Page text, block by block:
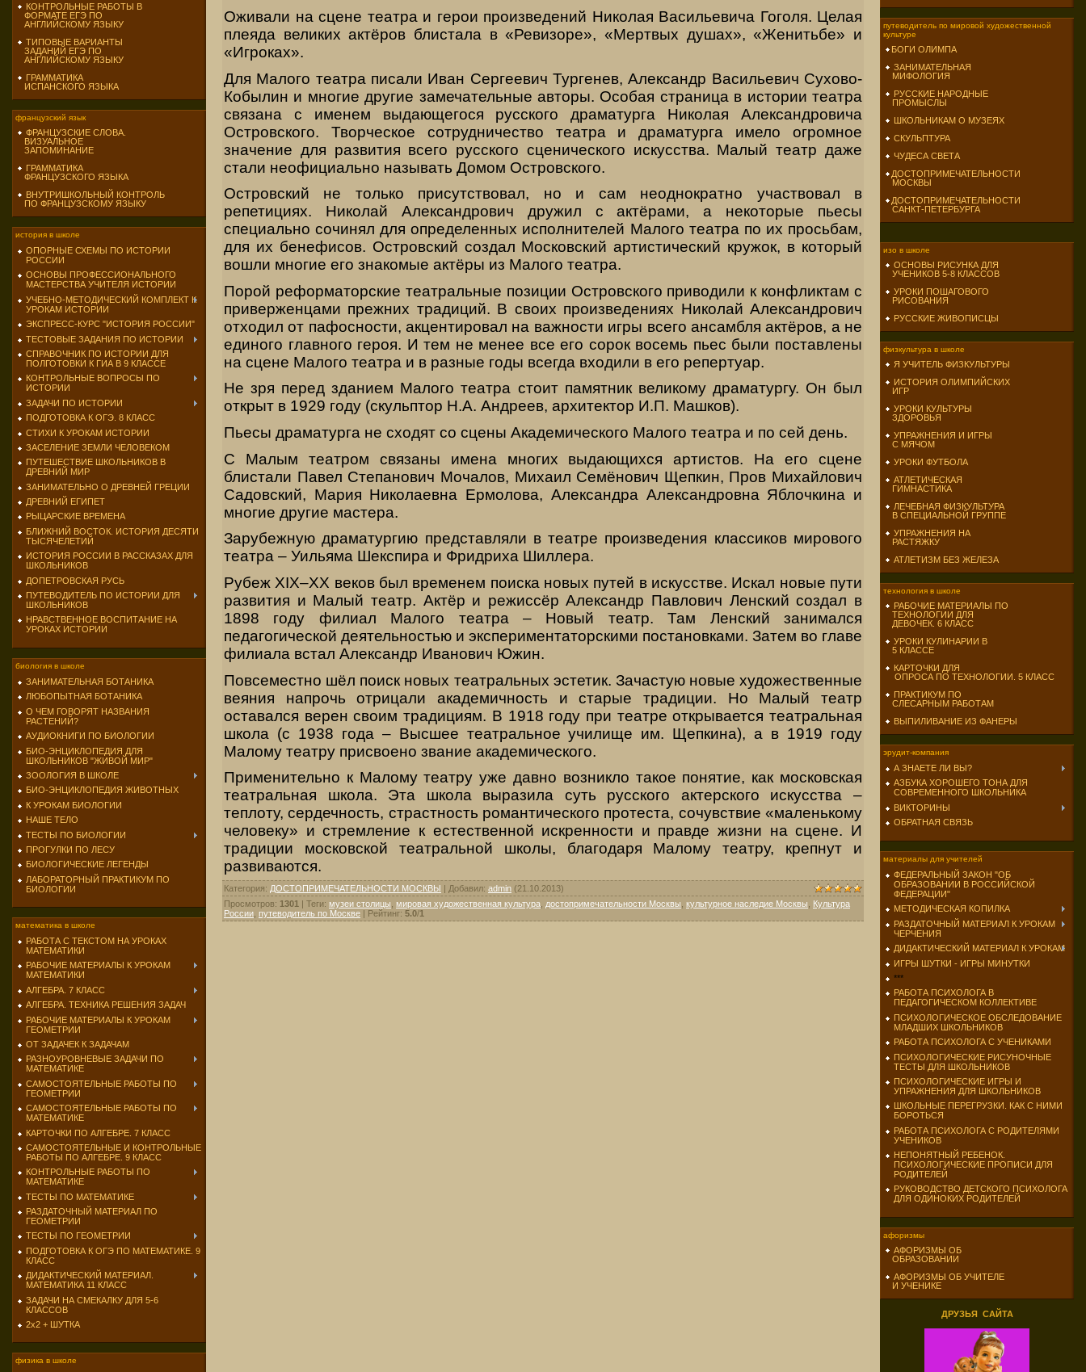
КОНТРОЛЬНЫЕ РАБОТЫ В
ФОРМАТЕ ЕГЭ ПО
АНГЛИЙСКОМУ ЯЗЫКУ
ТИПОВЫЕ ВАРИАНТЫ
ЗАДАНИЙ ЕГЭ ПО
АНГЛИЙСКОМУ ЯЗЫКУ
ГРАММАТИКА
ИСПАНСКОГО ЯЗЫКА
французский язык
ФРАНЦУЗСКИЕ СЛОВА.
ВИЗУАЛЬНОЕ
ЗАПОМИНАНИЕ
ГРАММАТИКА
ФРАНЦУЗСКОГО ЯЗЫКА
ВНУТРИШКОЛЬНЫЙ КОНТРОЛЬ
ПО ФРАНЦУЗСКОМУ ЯЗЫКУ
история в школе
ОПОРНЫЕ СХЕМЫ ПО ИСТОРИИ
РОССИИ
ОСНОВЫ ПРОФЕССИОНАЛЬНОГО
МАСТЕРСТВА УЧИТЕЛЯ ИСТОРИИ
УЧЕБНО-МЕТОДИЧЕСКИЙ КОМПЛЕКТ К
УРОКАМ ИСТОРИИ
ЭКСПРЕСС-КУРС "ИСТОРИЯ РОССИИ"
ТЕСТОВЫЕ ЗАДАНИЯ ПО ИСТОРИИ
СПРАВОЧНИК ПО ИСТОРИИ ДЛЯ
ПОЛГОТОВКИ К ГИА В 9 КЛАССЕ
КОНТРОЛЬНЫЕ ВОПРОСЫ ПО
ИСТОРИИ
ЗАДАЧИ ПО ИСТОРИИ
ПОДГОТОВКА К ОГЭ. 8 КЛАСС
СТИХИ К УРОКАМ ИСТОРИИ
ЗАСЕЛЕНИЕ ЗЕМЛИ ЧЕЛОВЕКОМ
ПУТЕШЕСТВИЕ ШКОЛЬНИКОВ В
ДРЕВНИЙ МИР
ЗАНИМАТЕЛЬНО О ДРЕВНЕЙ ГРЕЦИИ
ДРЕВНИЙ ЕГИПЕТ
РЫЦАРСКИЕ ВРЕМЕНА
БЛИЖНИЙ ВОСТОК. ИСТОРИЯ ДЕСЯТИ
ТЫСЯЧЕЛЕТИЙ
ИСТОРИЯ РОССИИ В РАССКАЗАХ ДЛЯ
ШКОЛЬНИКОВ
ДОПЕТРОВСКАЯ РУСЬ
ПУТЕВОДИТЕЛЬ ПО ИСТОРИИ ДЛЯ
ШКОЛЬНИКОВ
НРАВСТВЕННОЕ ВОСПИТАНИЕ НА
УРОКАХ ИСТОРИИ
биология в школе
ЗАНИМАТЕЛЬНАЯ БОТАНИКА
ЛЮБОПЫТНАЯ БОТАНИКА
О ЧЕМ ГОВОРЯТ НАЗВАНИЯ
РАСТЕНИЙ?
АУДИОКНИГИ ПО БИОЛОГИИ
БИО-ЭНЦИКЛОПЕДИЯ ДЛЯ
ШКОЛЬНИКОВ "ЖИВОЙ МИР"
ЗООЛОГИЯ В ШКОЛЕ
БИО-ЭНЦИКЛОПЕДИЯ ЖИВОТНЫХ
К УРОКАМ БИОЛОГИИ
НАШЕ ТЕЛО
ТЕСТЫ ПО БИОЛОГИИ
ПРОГУЛКИ ПО ЛЕСУ
БИОЛОГИЧЕСКИЕ ЛЕГЕНДЫ
ЛАБОРАТОРНЫЙ ПРАКТИКУМ ПО
БИОЛОГИИ
математика в школе
РАБОТА С ТЕКСТОМ НА УРОКАХ
МАТЕМАТИКИ
РАБОЧИЕ МАТЕРИАЛЫ К УРОКАМ
МАТЕМАТИКИ
АЛГЕБРА. 7 КЛАСС
АЛГЕБРА. ТЕХНИКА РЕШЕНИЯ ЗАДАЧ
РАБОЧИЕ МАТЕРИАЛЫ К УРОКАМ
ГЕОМЕТРИИ
ОТ ЗАДАЧЕК К ЗАДАЧАМ
РАЗНОУРОВНЕВЫЕ ЗАДАЧИ ПО
МАТЕМАТИКЕ
САМОСТОЯТЕЛЬНЫЕ РАБОТЫ ПО
ГЕОМЕТРИИ
САМОСТОЯТЕЛЬНЫЕ РАБОТЫ ПО
МАТЕМАТИКЕ
КАРТОЧКИ ПО АЛГЕБРЕ. 7 КЛАСС
САМОСТОЯТЕЛЬНЫЕ И КОНТРОЛЬНЫЕ
РАБОТЫ ПО АЛГЕБРЕ. 9 КЛАСС
КОНТРОЛЬНЫЕ РАБОТЫ ПО
МАТЕМАТИКЕ
ТЕСТЫ ПО МАТЕМАТИКЕ
РАЗДАТОЧНЫЙ МАТЕРИАЛ ПО
ГЕОМЕТРИИ
ТЕСТЫ ПО ГЕОМЕТРИИ
ПОДГОТОВКА К ОГЭ ПО МАТЕМАТИКЕ. 9
КЛАСС
ДИДАКТИЧЕСКИЙ МАТЕРИАЛ.
МАТЕМАТИКА 11 КЛАСС
ЗАДАЧИ НА СМЕКАЛКУ ДЛЯ 5-6
КЛАССОВ
2х2 + ШУТКА
физика в школе
Оживали на сцене театра и герои произведений Николая Васильевича Гоголя. Целая
плеяда великих актёров блистала в «Ревизоре», «Мертвых душах», «Женитьбе» и
«Игроках».
Для Малого театра писали Иван Сергеевич Тургенев, Александр Васильевич Сухово-
Кобылин и многие другие замечательные авторы. Особая страница в истории театра
связана с именем выдающегося русского драматурга Николая Александровича
Островского. Творческое сотрудничество театра и драматурга имело огромное
значение для развития всего русского сценического искусства. Малый театр даже
стали неофициально называть Домом Островского.
Островский не только присутствовал, но и сам неоднократно участвовал в
репетициях. Николай Александрович дружил с актёрами, а некоторые пьесы
специально сочинял для определенных исполнителей Малого театра по их просьбам,
для их бенефисов. Островский создал Московский артистический кружок, в который
вошли многие его знакомые актёры из Малого театра.
Порой реформаторские театральные позиции Островского приводили к конфликтам с
приверженцами прежних традиций. В своих произведениях Николай Александрович
отходил от пафосности, акцентировал на важности игры всего ансамбля актёров, а не
единого главного героя. И тем не менее все его сорок восемь пьес были поставлены
на сцене Малого театра и в разные годы всегда входили в его репертуар.
Не зря перед зданием Малого театра стоит памятник великому драматургу. Он был
открыт в 1929 году (скульптор Н.А. Андреев, архитектор И.П. Машков).
Пьесы драматурга не сходят со сцены Академического Малого театра и по сей день.
С Малым театром связаны имена многих выдающихся артистов. На его сцене
блистали Павел Степанович Мочалов, Михаил Семёнович Щепкин, Пров Михайлович
Садовский, Мария Николаевна Ермолова, Александра Александровна Яблочкина и
многие другие мастера.
Зарубежную драматургию представляли в театре произведения классиков мирового
театра – Уильяма Шекспира и Фридриха Шиллера.
Рубеж XIX–XX веков был временем поиска новых путей в искусстве. Искал новые пути
развития и Малый театр. Актёр и режиссёр Александр Павлович Ленский создал в
1898 году филиал Малого театра – Новый театр. Там Ленский занимался
педагогической деятельностью и экспериментаторскими постановками. Затем во главе
филиала встал Александр Иванович Южин.
Повсеместно шёл поиск новых театральных эстетик. Зачастую новые художественные
веяния напрочь отрицали академичность и старые традиции. Но Малый театр
оставался верен своим традициям. В 1918 году при театре открывается театральная
школа (с 1938 года – Высшее театральное училище им. Щепкина), а в 1919 году
Малому театру присвоено звание академического.
Применительно к Малому театру уже давно возникло такое понятие, как московская
театральная школа. Эта школа выразила суть русского актерского искусства –
теплоту, сердечность, страстность романтического протеста, сочувствие «маленькому
человеку» и стремление к естественной искренности и правде жизни на сцене. И
традиции московской театральной школы, благодаря Малому театру, крепнут и
развиваются.
Категория: ДОСТОПРИМЕЧАТЕЛЬНОСТИ МОСКВЫ | Добавил: admin (21.10.2013)
Просмотров: 1301 | Теги: музеи столицы мировая художественная культура достопримечательности Москвы культурное наследие Москвы
Культура
России путеводитель по Москве | Рейтинг: 5.0/1
путеводитель по мировой художественной
культуре
БОГИ ОЛИМПА
ЗАНИМАТЕЛЬНАЯ
МИФОЛОГИЯ
РУССКИЕ НАРОДНЫЕ
ПРОМЫСЛЫ
ШКОЛЬНИКАМ О МУЗЕЯХ
СКУЛЬПТУРА
ЧУДЕСА СВЕТА
ДОСТОПРИМЕЧАТЕЛЬНОСТИ
МОСКВЫ
ДОСТОПРИМЕЧАТЕЛЬНОСТИ
САНКТ-ПЕТЕРБУРГА
изо в школе
ОСНОВЫ РИСУНКА ДЛЯ
УЧЕНИКОВ 5-8 КЛАССОВ
УРОКИ ПОШАГОВОГО
РИСОВАНИЯ
РУССКИЕ ЖИВОПИСЦЫ
физкультура в школе
Я УЧИТЕЛЬ ФИЗКУЛЬТУРЫ
ИСТОРИЯ ОЛИМПИЙСКИХ
ИГР
УРОКИ КУЛЬТУРЫ
ЗДОРОВЬЯ
УПРАЖНЕНИЯ И ИГРЫ
С МЯЧОМ
УРОКИ ФУТБОЛА
АТЛЕТИЧЕСКАЯ
ГИМНАСТИКА
ЛЕЧЕБНАЯ ФИЗКУЛЬТУРА
В СПЕЦИАЛЬНОЙ ГРУППЕ
УПРАЖНЕНИЯ НА
РАСТЯЖКУ
АТЛЕТИЗМ БЕЗ ЖЕЛЕЗА
технология в школе
РАБОЧИЕ МАТЕРИАЛЫ ПО
ТЕХНОЛОГИИ ДЛЯ
ДЕВОЧЕК. 6 КЛАСС
УРОКИ КУЛИНАРИИ В
5 КЛАССЕ
КАРТОЧКИ ДЛЯ
ОПРОСА ПО ТЕХНОЛОГИИ. 5 КЛАСС
ПРАКТИКУМ ПО
СЛЕСАРНЫМ РАБОТАМ
ВЫПИЛИВАНИЕ ИЗ ФАНЕРЫ
эрудит-компания
А ЗНАЕТЕ ЛИ ВЫ?
АЗБУКА ХОРОШЕГО ТОНА ДЛЯ
СОВРЕМЕННОГО ШКОЛЬНИКА
ВИКТОРИНЫ
ОБРАТНАЯ СВЯЗЬ
материалы для учителей
ФЕДЕРАЛЬНЫЙ ЗАКОН "ОБ
ОБРАЗОВАНИИ В РОССИЙСКОЙ
ФЕДЕРАЦИИ"
МЕТОДИЧЕСКАЯ КОПИЛКА
РАЗДАТОЧНЫЙ МАТЕРИАЛ К УРОКАМ
ЧЕРЧЕНИЯ
ДИДАКТИЧЕСКИЙ МАТЕРИАЛ К УРОКАМ
ИГРЫ ШУТКИ - ИГРЫ МИНУТКИ
***
РАБОТА ПСИХОЛОГА В
ПЕДАГОГИЧЕСКОМ КОЛЛЕКТИВЕ
ПСИХОЛОГИЧЕСКОЕ ОБСЛЕДОВАНИЕ
МЛАДШИХ ШКОЛЬНИКОВ
РАБОТА ПСИХОЛОГА С УЧЕНИКАМИ
ПСИХОЛОГИЧЕСКИЕ РИСУНОЧНЫЕ
ТЕСТЫ ДЛЯ ШКОЛЬНИКОВ
ПСИХОЛОГИЧЕСКИЕ ИГРЫ И
УПРАЖНЕНИЯ ДЛЯ ШКОЛЬНИКОВ
ШКОЛЬНЫЕ ПЕРЕГРУЗКИ. КАК С НИМИ
БОРОТЬСЯ
РАБОТА ПСИХОЛОГА С РОДИТЕЛЯМИ
УЧЕНИКОВ
НЕПОНЯТНЫЙ РЕБЕНОК.
ПСИХОЛОГИЧЕСКИЕ ПРОПИСИ ДЛЯ
РОДИТЕЛЕЙ
РУКОВОДСТВО ДЕТСКОГО ПСИХОЛОГА
ДЛЯ ОДИНОКИХ РОДИТЕЛЕЙ
афоризмы
АФОРИЗМЫ ОБ
ОБРАЗОВАНИИ
АФОРИЗМЫ ОБ УЧИТЕЛЕ
И УЧЕНИКЕ
ДРУЗЬЯ САЙТА